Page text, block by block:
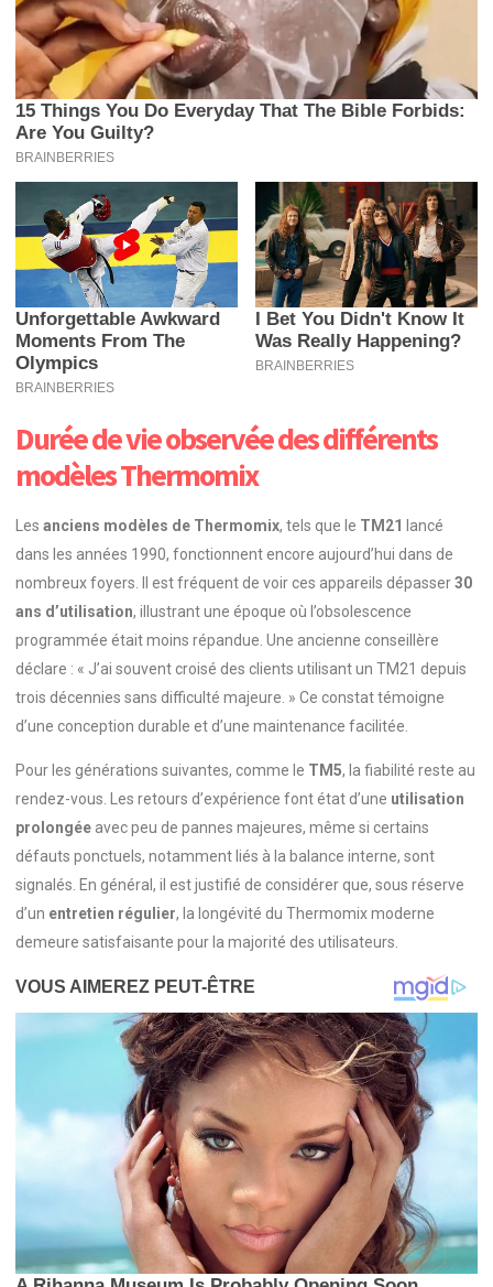
Durée de vie observée des différents
modèles Thermomix
Les anciens modèles de Thermomix, tels que le TM21
lancé
dans les années 1990, fonctionnent encore aujourd’hui dans de
nombreux foyers. Il est fréquent de voir ces appareils dépasser30
ans d’utilisation, illustrant une époque où l’obsolescence
programmée était moins répandue. Une ancienne conseillère
déclare : « J’ai souvent croisé des clients utilisant un TM21 depuis
trois décennies sans difficulté majeure. » Ce constat témoigne
d’une conception durable et d’une maintenance facilitée.
Pour les générations suivantes, comme le TM5, la fiabilité reste au
rendez-vous. Les retours d’expérience font état d’une utilisation
prolongée avec peu de pannes majeures, même si certains
défauts ponctuels, notamment liés à la balance interne, sont
signalés. En général, il est justifié de considérer que, sous réserve
d’un entretien régulier, la longévité du Thermomix moderne
demeure satisfaisante pour la majorité des utilisateurs.